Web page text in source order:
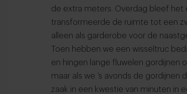
de extra meters. Overdag bleef het
transformeerde de ruimte tot een
alleen als garderobe voor de
Toen hebben we een wisseltruc
en hingen lange fluwelen gordijnen
maar als we ’s avonds de
zaak in een kwestie van minuten in